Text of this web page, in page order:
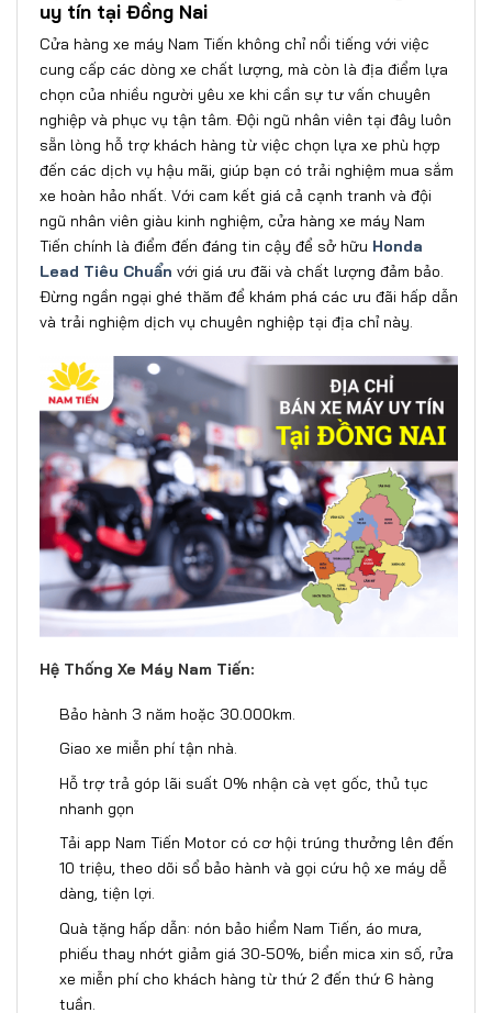
uy tín tại Đồng Nai
Cửa hàng xe máy Nam Tiến không chỉ nổi tiếng với việc
cung cấp các dòng xe chất lượng, mà còn là địa điểm lựa
chọn của nhiều người yêu xe khi cần sự tư vấn chuyên
nghiệp và phục vụ tận tâm. Đội ngũ nhân viên tại đây luôn
sẵn lòng hỗ trợ khách hàng từ việc chọn lựa xe phù hợp
đến các dịch vụ hậu mãi, giúp bạn có trải nghiệm mua sắm
xe hoàn hảo nhất. Với cam kết giá cả cạnh tranh và đội
ngũ nhân viên giàu kinh nghiệm, cửa hàng xe máy Nam
Tiến chính là điểm đến đáng tin cậy để sở hữu Honda
Lead Tiêu Chuẩn với giá ưu đãi và chất lượng đảm bảo.
Đừng ngần ngại ghé thăm để khám phá các ưu đãi hấp dẫn
và trải nghiệm dịch vụ chuyên nghiệp tại địa chỉ này.
Hệ Thống Xe Máy Nam Tiến:
Bảo hành 3 năm hoặc 30.000km.
Giao xe miễn phí tận nhà.
Hỗ trợ trả góp lãi suất 0% nhận cà vẹt gốc, thủ tục
nhanh gọn
Tải app Nam Tiến Motor có cơ hội trúng thưởng lên đến
10 triệu, theo dõi sổ bảo hành và gọi cứu hộ xe máy dễ
dàng, tiện lợi.
Quà tặng hấp dẫn: nón bảo hiểm Nam Tiến, áo mưa,
phiếu thay nhớt giảm giá 30-50%, biển mica xin số, rửa
xe miễn phí cho khách hàng từ thứ 2 đến thứ 6 hàng
tuần.